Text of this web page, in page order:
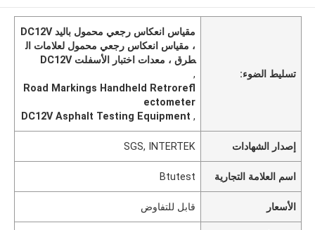
تسليط الضوء:
مقياس انعكاس رجعي محمول باليد DC12V
، مقياس انعكاس رجعي محمول لعلامات ال
طرق ، معدات اختبار الأسفلت DC12V
,
Road Markings Handheld Retrorefl
ectometer
,
DC12V Asphalt Testing Equipment
إصدار الشهادات SGS, INTERTEK
اسم العلامة التجارية Btutest
الأسعار قابل للتفاوض